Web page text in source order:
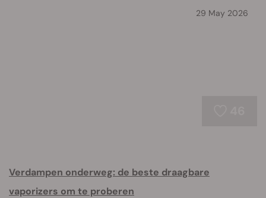
29 May 2026
Verdampen onderweg: de beste draagbare
vaporizers om te proberen